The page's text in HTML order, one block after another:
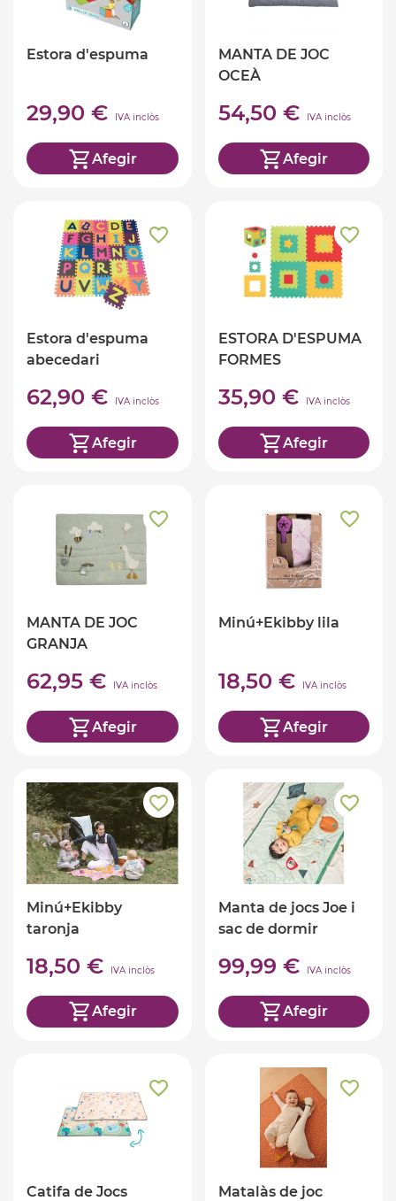
Estora d'espuma
29,90 € IVA inclòs
Afegir
MANTA DE JOC
OCEÀ
54,50 € IVA inclòs
Afegir
Estora d'espuma
abecedari
62,90 € IVA inclòs
Afegir
ESTORA D'ESPUMA
FORMES
35,90 € IVA inclòs
Afegir
MANTA DE JOC
GRANJA
62,95 € IVA inclòs
Afegir
Minú+Ekibby lila
18,50 € IVA inclòs
Afegir
Minú+Ekibby
taronja
18,50 € IVA inclòs
Afegir
Manta de jocs Joe i
sac de dormir
99,99 € IVA inclòs
Afegir
Catifa de Jocs
Matalàs de joc